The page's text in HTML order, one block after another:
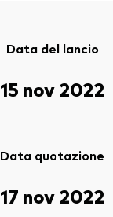
Data del lancio
15 nov 2022
Data quotazione
17 nov 2022